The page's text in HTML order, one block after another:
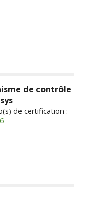
de contrôle
de certification :